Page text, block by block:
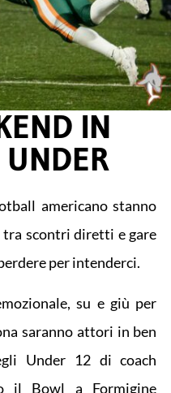
IN
UNDER
americano stanno
tra scontri diretti e gare
per intenderci.
su e giù per
saranno attori in ben
Under 12 di coach
il Bowl a Formigine